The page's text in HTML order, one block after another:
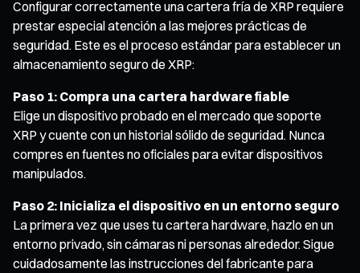
Configurar correctamente una cartera fría de XRP requiere
prestar especial atención a las mejores prácticas de
seguridad. Este es el proceso estándar para establecer un
almacenamiento seguro de XRP:
Paso 1: Compra una cartera hardware fiable
Elige un dispositivo probado en el mercado que soporte
XRP y cuente con un historial sólido de seguridad. Nunca
compres en fuentes no oficiales para evitar dispositivos
manipulados.
Paso 2: Inicializa el dispositivo en un entorno seguro
La primera vez que uses tu cartera hardware, hazlo en un
entorno privado, sin cámaras ni personas alrededor. Sigue
cuidadosamente las instrucciones del fabricante para